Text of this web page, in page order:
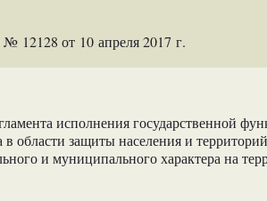
12128 от 10 апреля 2017 г.
исполнения государственной
в области защиты населения и
и муниципального характера на